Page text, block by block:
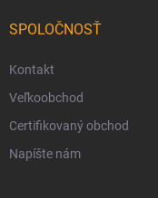
SPOLOČNOSŤ
Kontakt
Veľkoobchod
Certifikovaný obchod
Napíšte nám